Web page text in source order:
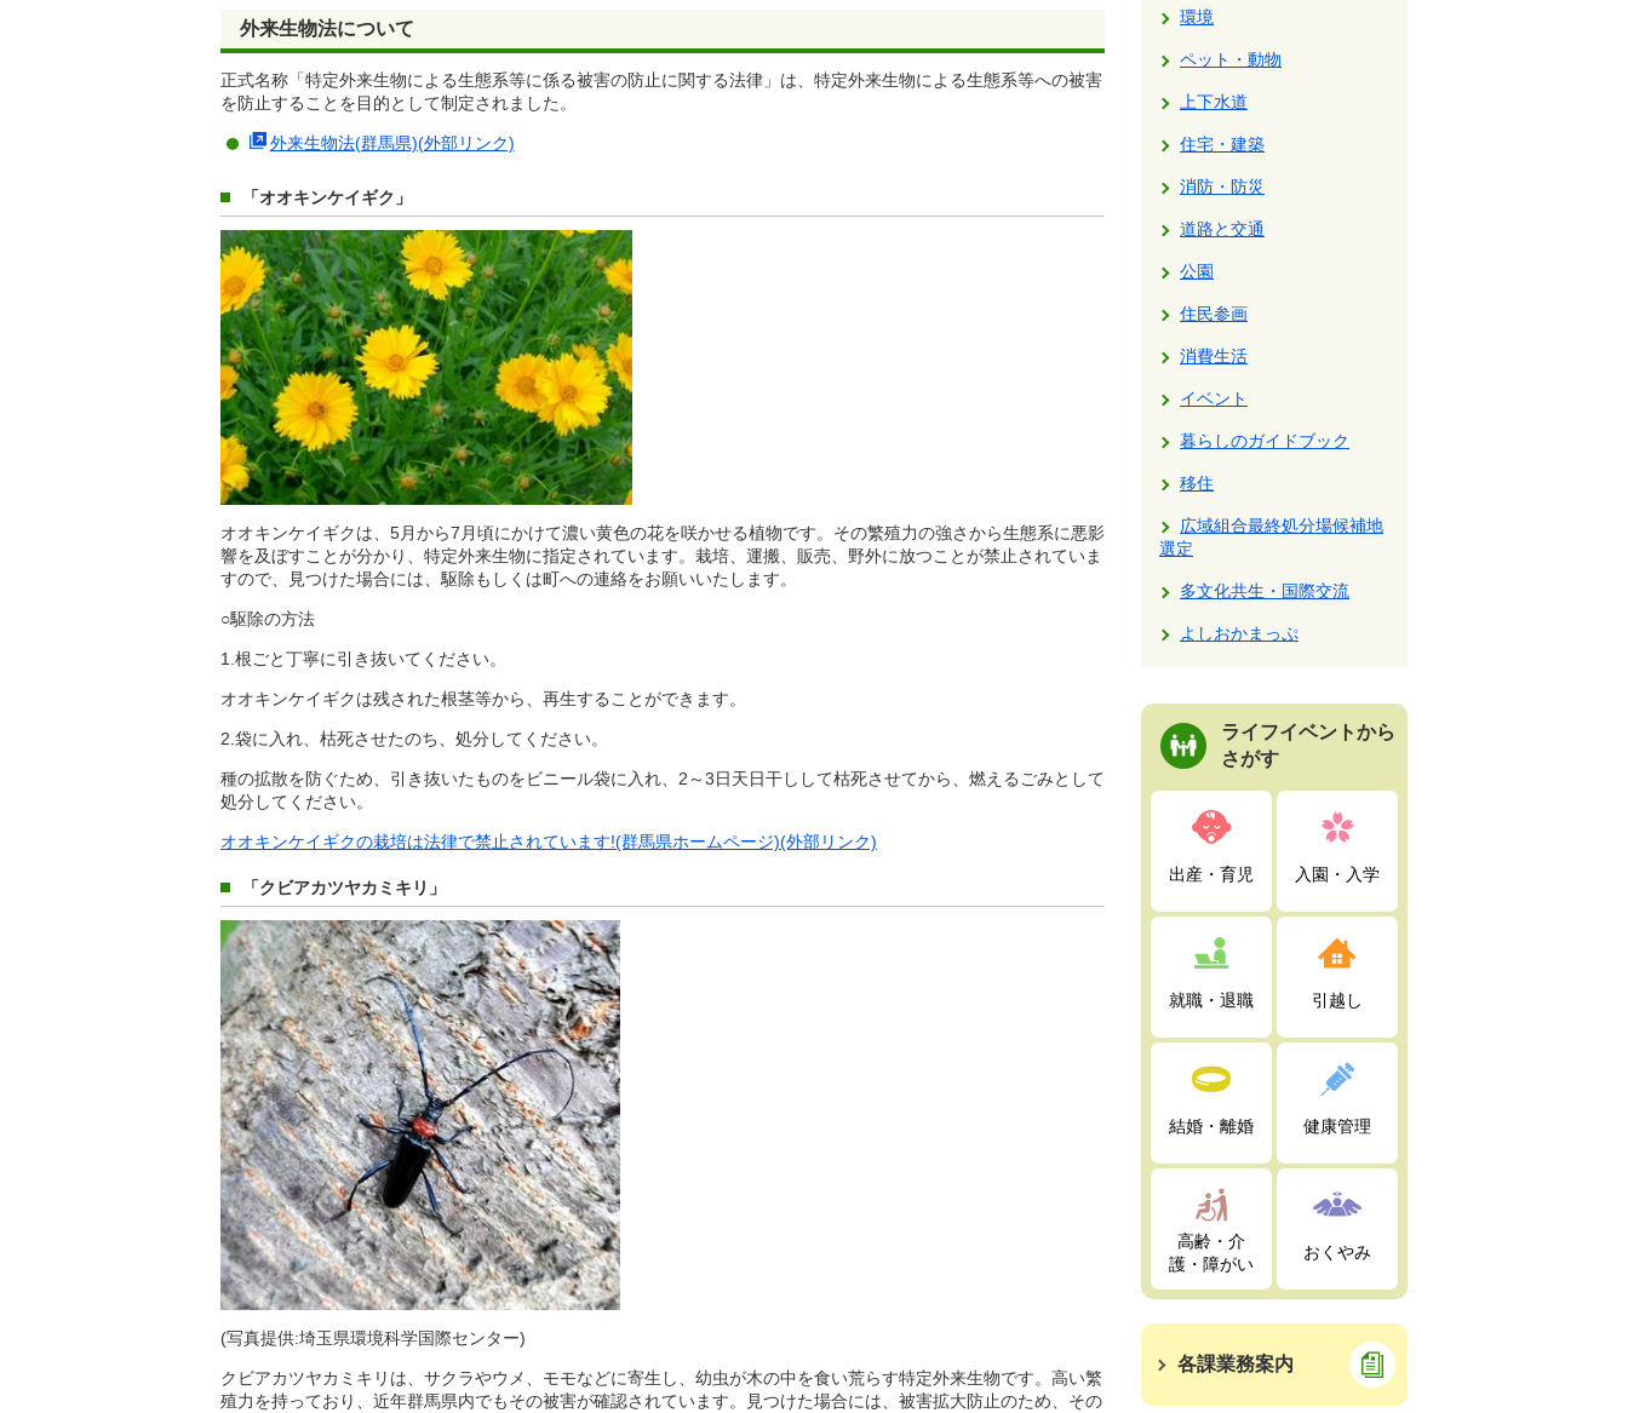
外来生物法について
正式名称「特定外来生物による生態系等に係る被害の防止に関する法律」は、特定外来生物による生態系等への被害
を防止することを目的として制定されました。
外来生物法(群馬県)(外部リンク)
「オオキンケイギク」
オオキンケイギクは、5月から7月頃にかけて濃い黄色の花を咲かせる植物です。その繁殖力の強さから生態系に悪影
響を及ぼすことが分かり、特定外来生物に指定されています。栽培、運搬、販売、野外に放つことが禁止されていま
すので、見つけた場合には、駆除もしくは町への連絡をお願いいたします。
○駆除の方法
1.根ごと丁寧に引き抜いてください。
オオキンケイギクは残された根茎等から、再生することができます。
2.袋に入れ、枯死させたのち、処分してください。
種の拡散を防ぐため、引き抜いたものをビニール袋に入れ、2～3日天日干しして枯死させてから、燃えるごみとして
処分してください。
オオキンケイギクの栽培は法律で禁止されています!(群馬県ホームページ)(外部リンク)
「クビアカツヤカミキリ」
(写真提供:埼玉県環境科学国際センター)
クビアカツヤカミキリは、サクラやウメ、モモなどに寄生し、幼虫が木の中を食い荒らす特定外来生物です。高い繁
殖力を持っており、近年群馬県内でもその被害が確認されています。見つけた場合には、被害拡大防止のため、その
環境
ペット・動物
上下水道
住宅・建築
消防・防災
道路と交通
公園
住民参画
消費生活
イベント
暮らしのガイドブック
移住
広域組合最終処分場候補地
選定
多文化共生・国際交流
よしおかまっぷ
ライフイベントから
さがす
出産・育児 入園・入学
就職・退職 引越し
結婚・離婚 健康管理
高齢・介
護・障がい
おくやみ
各課業務案内